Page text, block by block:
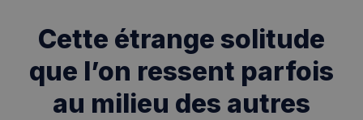
Cette étrange solitude
que l’on ressent parfois
au milieu des autres